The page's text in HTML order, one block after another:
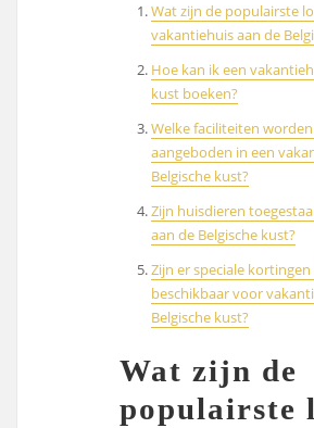
Wat zijn de populairste
vakantiehuis aan de
Hoe kan ik een
kust boeken?
Welke faciliteiten
aangeboden in een
Belgische kust?
Zijn huisdieren
aan de Belgische kust?
Zijn er speciale
beschikbaar voor
Belgische kust?
Wat zijn de
populairste